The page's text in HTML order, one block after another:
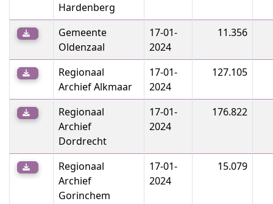
Hardenberg
Gemeente
Oldenzaal
17-01-
2024
11.356
Regionaal
Archief Alkmaar
17-01-
2024
127.105
Regionaal
Archief
Dordrecht
17-01-
2024
176.822
Regionaal
Archief
Gorinchem
17-01-
2024
15.079